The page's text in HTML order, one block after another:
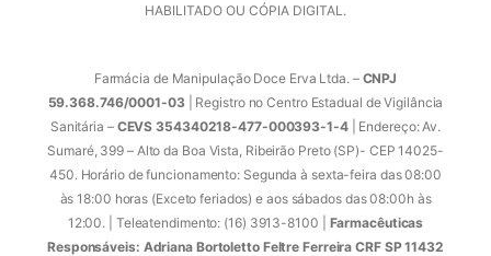
HABILITADO OU CÓPIA DIGITAL.
Farmácia de Manipulação Doce Erva Ltda. – CNPJ
59.368.746/0001-03| Registro no Centro Estadual de Vigilância
Sanitária –CEVS 354340218-477-000393-1-4| Endereço: Av.
Sumaré, 399 – Alto da Boa Vista, Ribeirão Preto (SP)- CEP 14025-
450. Horário de funcionamento: Segunda à sexta-feira das 08:00
às 18:00 horas (Exceto feriados) e aos sábados das 08:00h às
12:00. | Teleatendimento: (16) 3913-8100 | Farmacêuticas
Responsáveis: Adriana Bortoletto Feltre Ferreira CRF SP 11432